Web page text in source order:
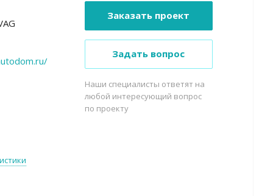
Заказать проект
Задать вопрос
Наши специалисты ответят на
любой интересующий вопрос
по проекту